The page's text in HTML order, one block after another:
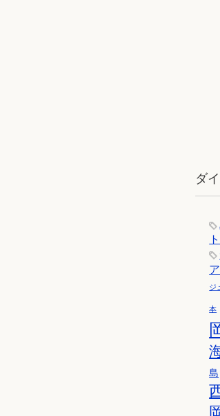
ダ
ジ
本
島